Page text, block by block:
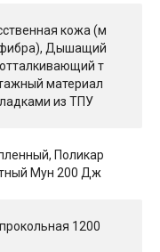
кожа (м
Дышащий
т
материал
из ТПУ
Поликар
Мун 200 Дж
1200